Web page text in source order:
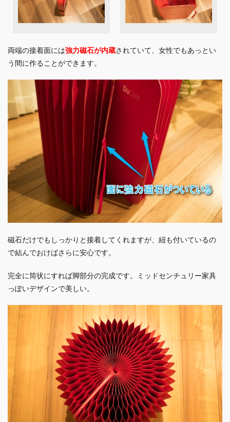
両端の接着面には強力磁石が内蔵されていて、女性でもあっとい
う間に作ることができます。
磁石だけでもしっかりと接着してくれますが、紐も付いているの
で結んでおけばさらに安心です。
完全に筒状にすれば脚部分の完成です。ミッドセンチュリー家具
っぽいデザインで美しい。